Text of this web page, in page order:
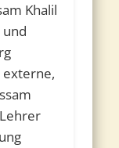
Khalil
externe,